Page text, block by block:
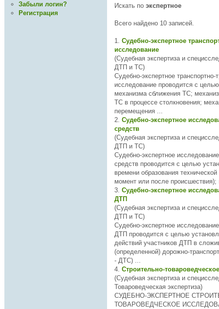
Искать по экспертное
Всего найдено 10 записей.
1. Судебно-экспертное
исследование
(Судебная экспертиза и
ДТП и ТС)
Судебно-экспертное транспортно-
исследование проводится с
механизма сближения ТC; механизма взаимодействия
ТС в процессе столкновения; механизма
перемещения ...
2. Судебно-экспертное
средств
(Судебная экспертиза и
ДТП и ТС)
Судебно-экспертное
средств проводится с целью
времени образования
3. Судебно-экспертное
ДТП
(Судебная экспертиза и
ДТП и ТС)
Судебно-экспертное
ДТП проводится с целью установления:
действий участников ДТП в
(определенной) дорожно-
- ДТС) ...
4. Строительно-
(Судебная экспертиза и
Товароведческая экспертиза)
СУДЕБНО-ЭКСПЕРТНОЕ
ТОВАРОВЕДЧЕСКОЕ
Забыли логин?
Регистрация